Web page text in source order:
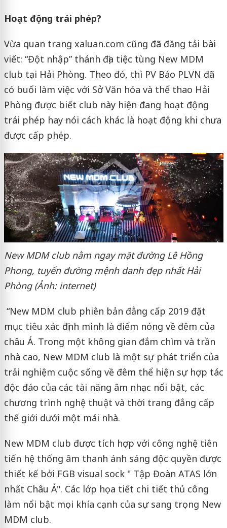
Hoạt động t‌rái p‌hép?
Vừa quan trang xaluan.com cũng đã đăng tải bài
viết: “Đột nhập” thánh địa tiệc tùng New MDM
club tại Hải Phòng. Theo đó, thì PV Báo PLVN đã
có buổi làm việc với Sở Văn hóa và thể thao Hải
Phòng được biết club này hiện đang hoạt động
trái phép hay nói cách khác là hoạt động khi chưa
được cấp phép.
New MDM club nằm ngay mặt đường Lê Hồng
Phong, tuyến đường mệnh danh đẹp nhất Hải
Phòng (Ảnh: internet)
“New MDM club phiên bản đẳng cấp 2019 đặt
mục tiêu xác định mình là điểm nóng về đêm của
châu Á. Trong một không gian đắm chìm và trần
nhà cao, New MDM club là một sự phát triển của
trải nghiệm cuộc sống về đêm thể hiện sự hợp tác
độc đáo của các tài năng âm nhạc nổi bật, các
chương trình nghệ thuật và thời trang đẳng cấp
thế giới dưới một mái nhà.
New MDM club được tích hợp với công nghệ tiên
tiến hệ thống âm thanh ánh sáng độc quyền được
thiết kế bởi FGB visual sock " Tập Đoàn ATAS lớn
nhất Châu Á". Các lớp họa tiết chi tiết thủ công
làm nổi bật mọi khía cạnh của sự sang trọng New
MDM club.